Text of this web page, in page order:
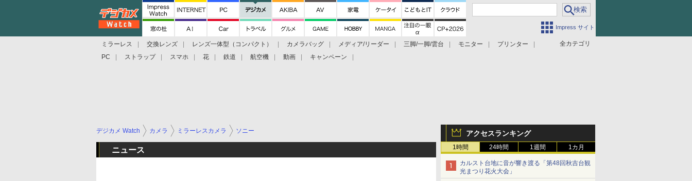
Impress サイト
全カテゴリ
ミラーレス 交換レンズ レンズ一体型（コンパクト） カメラバッグ メディア/リーダー 三脚/一脚/雲台 モニター
プリンター
PC
ストラップ スマホ 花 鉄道 航空機 動画 キャンペーン
アクセスランキング
1時間 24時間 1週間 1カ月
カルスト台地に音が響き渡る「第48回秋吉台観
光まつり花火大会」
デジカメ Watch カメラ ミラーレスカメラ ソニー
ニュース